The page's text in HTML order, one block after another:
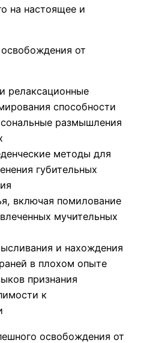
на настоящее и
от
релаксационные
способности
размышления
методы для
губительных
включая помилование
мучительных
и нахождения
в плохом опыте
признания
к
освобождения от